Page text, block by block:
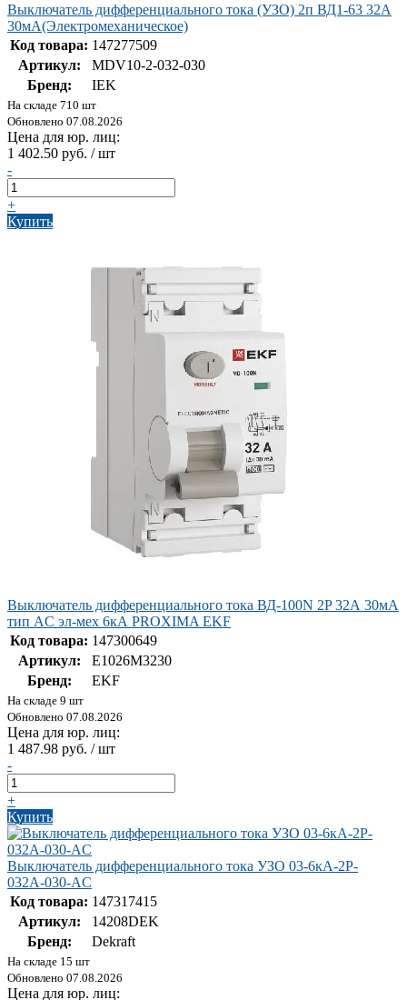
Выключатель дифференциального тока (УЗО) 2п ВД1-63 32A
30мA(Электромеханическое)
Код товара: 147277509
Артикул:
MDV10-2-032-030
Бренд:
IEK
На складе 710 шт
Обновлено 07.08.2026
Цена для юр. лиц:
1 402.50 руб. / шт
-
+
Купить
Выключатель дифференциального тока ВД-100N 2P 32А 30мА
тип AC эл-мех 6кА PROXIMA EKF
Код товара: 147300649
Артикул:
E1026M3230
Бренд:
EKF
На складе 9 шт
Обновлено 07.08.2026
Цена для юр. лиц:
1 487.98 руб. / шт
-
+
Купить
Выключатель дифференциального тока УЗО 03-6кА-2P-
032А-030-AC
Код товара: 147317415
Артикул:
14208DEK
Бренд:
Dekraft
На складе 15 шт
Обновлено 07.08.2026
Цена для юр. лиц: